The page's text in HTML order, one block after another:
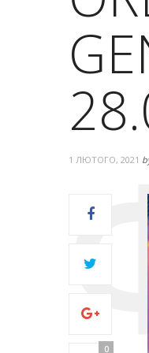
1 ЛЮТОГО, 2021
0